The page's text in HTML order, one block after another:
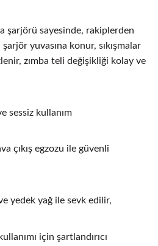
şarjörü sayesinde, rakiplerden
yuvasına konur, sıkışmalar
zımba teli değişikliği kolay ve
sessiz kullanım
çıkış egzozu ile güvenli
yedek yağ ile sevk edilir,
için şartlandırıcı